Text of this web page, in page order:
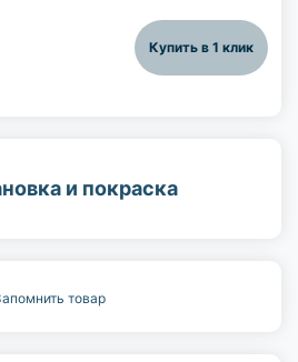
Купить в 1 клик
и покраска
товар